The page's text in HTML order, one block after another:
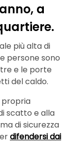
a
più alta di
persone sono
e le porte
del caldo.
propria
scatto e alla
di sicurezza
difendersi dai